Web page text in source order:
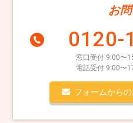
お
0120-
窓口受付 9:00〜
電話受付 9:00〜
フォームから